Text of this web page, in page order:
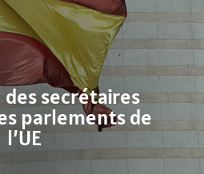
des secrétaires
parlements de
l’UE